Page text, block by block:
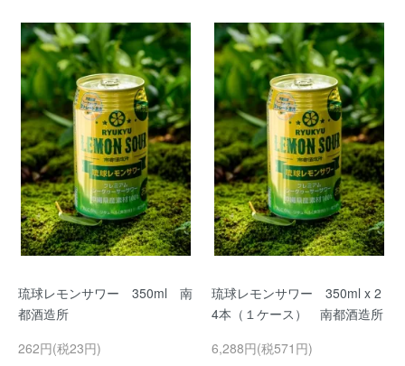
琉球レモンサワー 350ml 南
都酒造所
262円(税23円)
琉球レモンサワー 350ml x 2
4本（１ケース） 南都酒造所
6,288円(税571円)